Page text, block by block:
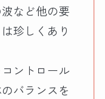
など他の要
珍しくあり
ントロール
バランスを